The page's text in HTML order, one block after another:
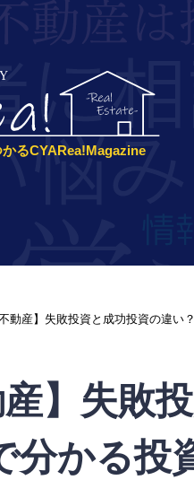
るCYARea!Magazine
不動産】失敗投資と成功投資の違い
産】失敗
分かる投